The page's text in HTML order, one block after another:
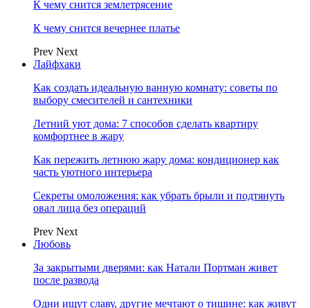
К чему снится землетрясение
К чему снится вечернее платье
Prev Next
Лайфхаки
Как создать идеальную ванную комнату: советы по
выбору смесителей и сантехники
Летний уют дома: 7 способов сделать квартиру
комфортнее в жару
Как пережить летнюю жару дома: кондиционер как
часть уютного интерьера
Секреты омоложения: как убрать брыли и подтянуть
овал лица без операций
Prev Next
Любовь
За закрытыми дверями: как Натали Портман живет
после развода
Одни ищут славу, другие мечтают о тишине: как живут